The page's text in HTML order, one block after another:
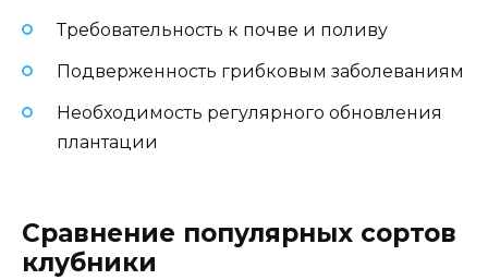
Требовательность к почве и поливу
Подверженность грибковым заболеваниям
Необходимость регулярного обновления
плантации
Сравнение популярных сортов
клубники